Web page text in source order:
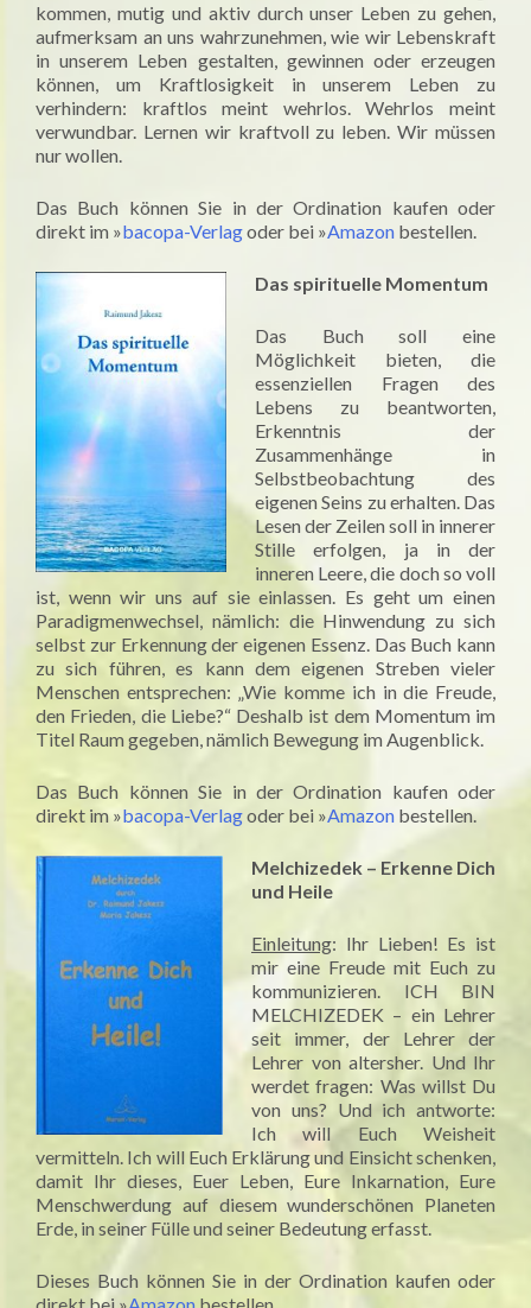
kommen, mutig und aktiv durch unser Leben zu gehen,
aufmerksam an uns wahrzunehmen, wie wir Lebenskraft
in unserem Leben gestalten, gewinnen oder erzeugen
können, um Kraftlosigkeit in unserem Leben zu
verhindern: kraftlos meint wehrlos. Wehrlos meint
verwundbar. Lernen wir kraftvoll zu leben. Wir müssen
nur wollen.
Das Buch können Sie in der Ordination kaufen oder
direkt im »bacopa-Verlagoder bei »Amazon bestellen.
Das spirituelle Momentum
Das Buch soll eine
Möglichkeit bieten, die
essenziellen Fragen des
Lebens zu beantworten,
Erkenntnis der
Zusammenhänge in
Selbstbeobachtung des
eigenen Seins zu erhalten. Das
Lesen der Zeilen soll in innerer
Stille erfolgen, ja in der
inneren Leere, die doch so voll
ist, wenn wir uns auf sie einlassen. Es geht um einen
Paradigmenwechsel, nämlich: die Hinwendung zu sich
selbst zur Erkennung der eigenen Essenz. Das Buch kann
zu sich führen, es kann dem eigenen Streben vieler
Menschen entsprechen: „Wie komme ich in die Freude,
den Frieden, die Liebe?“ Deshalb ist dem Momentum im
Titel Raum gegeben, nämlich Bewegung im Augenblick.
Das Buch können Sie in der Ordination kaufen oder
direkt im »bacopa-Verlagoder bei »Amazon bestellen.
Melchizedek – Erkenne Dich
und Heile
Einleitung: Ihr Lieben! Es ist
mir eine Freude mit Euch zu
kommunizieren. ICH BIN
MELCHIZEDEK – ein Lehrer
seit immer, der Lehrer der
Lehrer von altersher. Und Ihr
werdet fragen: Was willst Du
von uns? Und ich antworte:
Ich will Euch Weisheit
vermitteln. Ich will Euch Erklärung und Einsicht schenken,
damit Ihr dieses, Euer Leben, Eure Inkarnation, Eure
Menschwerdung auf diesem wunderschönen Planeten
Erde, in seiner Fülle und seiner Bedeutung erfasst.
Dieses Buch können Sie in der Ordination kaufen oder